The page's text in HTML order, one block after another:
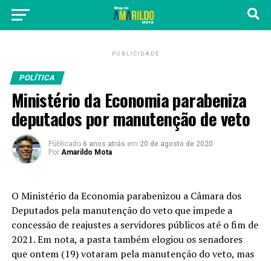
PUBLICIDADE
POLÍTICA
Ministério da Economia parabeniza
deputados por manutenção de veto
Públicado 6 anos atrás em 20 de agosto de 2020
Por Amarildo Mota
O Ministério da Economia parabenizou a Câmara dos
Deputados pela manutenção do veto que impede a
concessão de reajustes a servidores públicos até o fim de
2021. Em nota, a pasta também elogiou os senadores
que ontem (19) votaram pela manutenção do veto, mas